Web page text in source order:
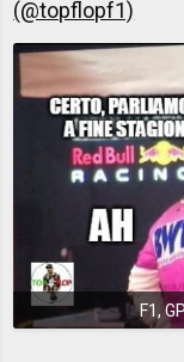
(@topflopf1)
F1,